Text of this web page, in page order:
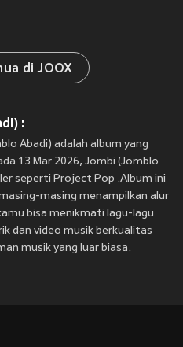
di JOOX
:
Abadi) adalah album yang
13 Mar 2026, Jombi (Jomblo
seperti Project Pop .Album ini
masing menampilkan alur
bisa menikmati lagu-lagu
dan video musik berkualitas
musik yang luar biasa.